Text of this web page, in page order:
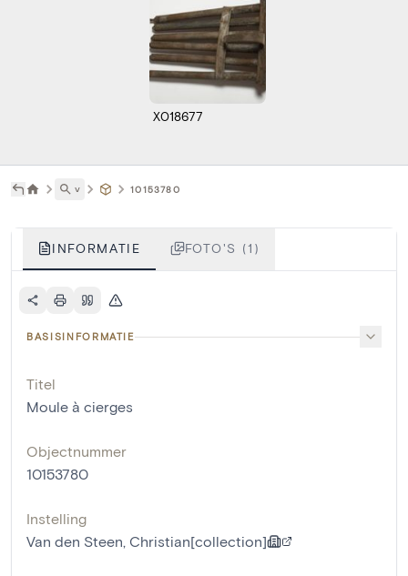
X018677
˅ 10153780
INFORMATIE FOTO'S (1)
BASISINFORMATIE
Titel
Moule à cierges
Objectnummer
10153780
Instelling
Van den Steen, Christian[collection]